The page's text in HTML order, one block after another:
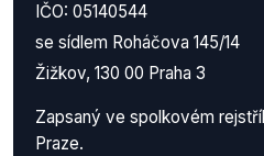
IČO: 05140544
se sídlem Roháčova 145/14
Žižkov, 130 00 Praha 3
Zapsaný ve spolkovém
Praze.